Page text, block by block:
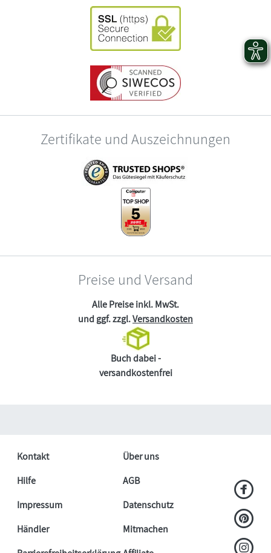
Zertifikate und Auszeichnungen
Preise und Versand
Alle Preise inkl. MwSt.
und ggf. zzgl.Versandkosten
Buch dabei -
versandkostenfrei
Kontakt
Über uns
Hilfe
AGB
Impressum
Datenschutz
Händler
Mitmachen